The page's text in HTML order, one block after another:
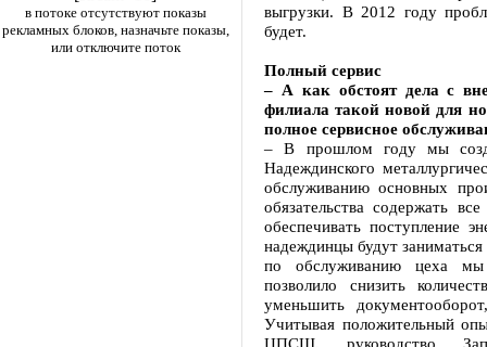
в потоке отсутствуют показы
рекламных блоков, назначьте показы,
или отключите поток
выгрузки. В 2012 году
будет.
Полный сервис
– А как обстоят дела с
филиала такой новой для
полное сервисное
– В прошлом году мы
Надеждинского
обслуживанию основных
обязательства содержать
обеспечивать поступление
надеждинцы будут
по обслуживанию цеха
позволило снизить
уменьшить
Учитывая положительный
ЦПСШ, руководство